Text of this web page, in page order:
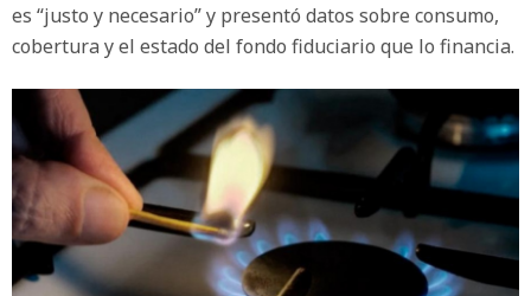
es “justo y necesario” y presentó datos sobre consumo,
cobertura y el estado del fondo fiduciario que lo financia.